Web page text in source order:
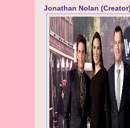
Jonathan Nolan